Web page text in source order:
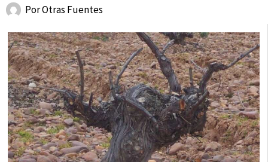
PorOtras Fuentes